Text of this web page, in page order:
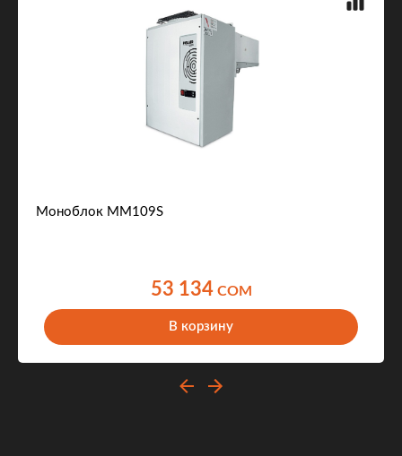
Моноблок MM109S
53 134COM
В корзину